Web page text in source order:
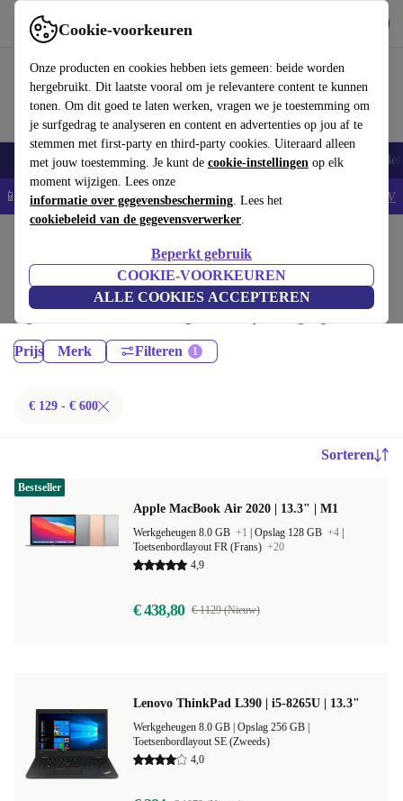
Cookie-voorkeuren
Onze producten en cookies hebben iets gemeen: beide worden
hergebruikt. Dit laatste vooral om je relevantere content te kunnen
tonen. Om dit goed te laten werken, vragen we je toestemming om
je surfgedrag te analyseren en content en advertenties op jou af te
stemmen met first-party en third-party cookies. Uiteraard alleen
met jouw toestemming. Je kunt de cookie-instellingen op elk
moment wijzigen. Lees onze
informatie over gegevensbescherming. Lees het
cookiebeleid van de gegevensverwerker.
Beperkt gebruik
COOKIE-VOORKEUREN
ALLE COOKIES ACCEPTEREN
Gebruik refurbed snel en eenvoudig
Smartphones Laptops Tablets Smartwatches Accessoires
📱5% EXTRA korting op alle iPhones – Code: IPHONEDEAL - AV
Laptops:
Gecertificeerd refurbished Laptops onder 600€ – bespaar tot 40%. 30
dagen retourrecht & 12 maanden garantie. Shop vandaag nog duurzaam!
Prijs Merk Filteren
€ 129 - € 600
Sorteren
Apple MacBook Air 2020 | 13.3" | M1
Werkgeheugen 8.0 GB +1 Opslag 128 GB +4
Toetsenbordlayout FR (Frans) +20
4,9
€ 438,80 € 1129 (Nieuw)
Bestseller
Lenovo ThinkPad L390 | i5-8265U | 13.3"
Toetsenbordlayout SE (Zweeds)
4,0